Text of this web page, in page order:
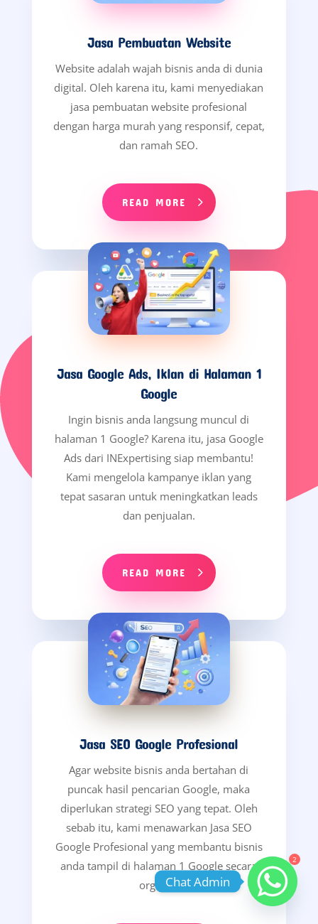
Jasa Pembuatan Website
Website adalah wajah bisnis anda di dunia
digital. Oleh karena itu, kami menyediakan
jasa pembuatan website profesional
dengan harga murah yang responsif, cepat,
dan ramah SEO.
READ MORE
Jasa Google Ads, Iklan di Halaman 1
Google
Ingin bisnis anda langsung muncul di
halaman 1 Google? Karena itu, jasa Google
Ads dari INExpertising siap membantu!
Kami mengelola kampanye iklan yang
tepat sasaran untuk meningkatkan leads
dan penjualan.
READ MORE
Jasa SEO Google Profesional
Agar website bisnis anda bertahan di
puncak hasil pencarian Google, maka
diperlukan strategi SEO yang tepat. Oleh
sebab itu, kami menawarkan Jasa SEO
Google Profesional yang membantu bisnis
anda tampil di halaman 1 Google secara
organik.
2
Chat Admin